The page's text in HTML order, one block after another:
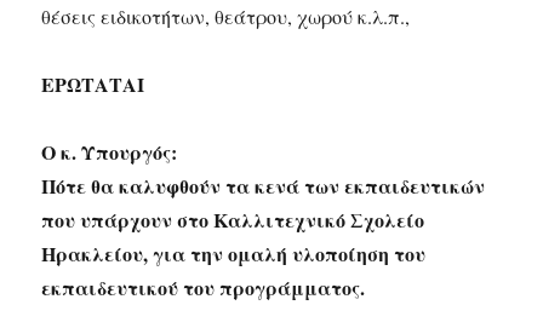
θέσεις ειδικοτήτων, θεάτρου, χωρού κ.λ.π.,
ΕΡΩΤΑΤΑΙ
Ο κ. Υπουργός:
Πότε θα καλυφθούν τα κενά των εκπαιδευτικών
που υπάρχουν στο Καλλιτεχνικό Σχολείο
Ηρακλείου, για την ομαλή υλοποίηση του
εκπαιδευτικού του προγράμματος.